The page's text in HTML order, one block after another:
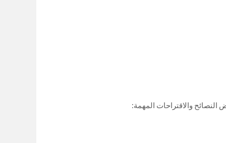
والاقتراحات المهمة: